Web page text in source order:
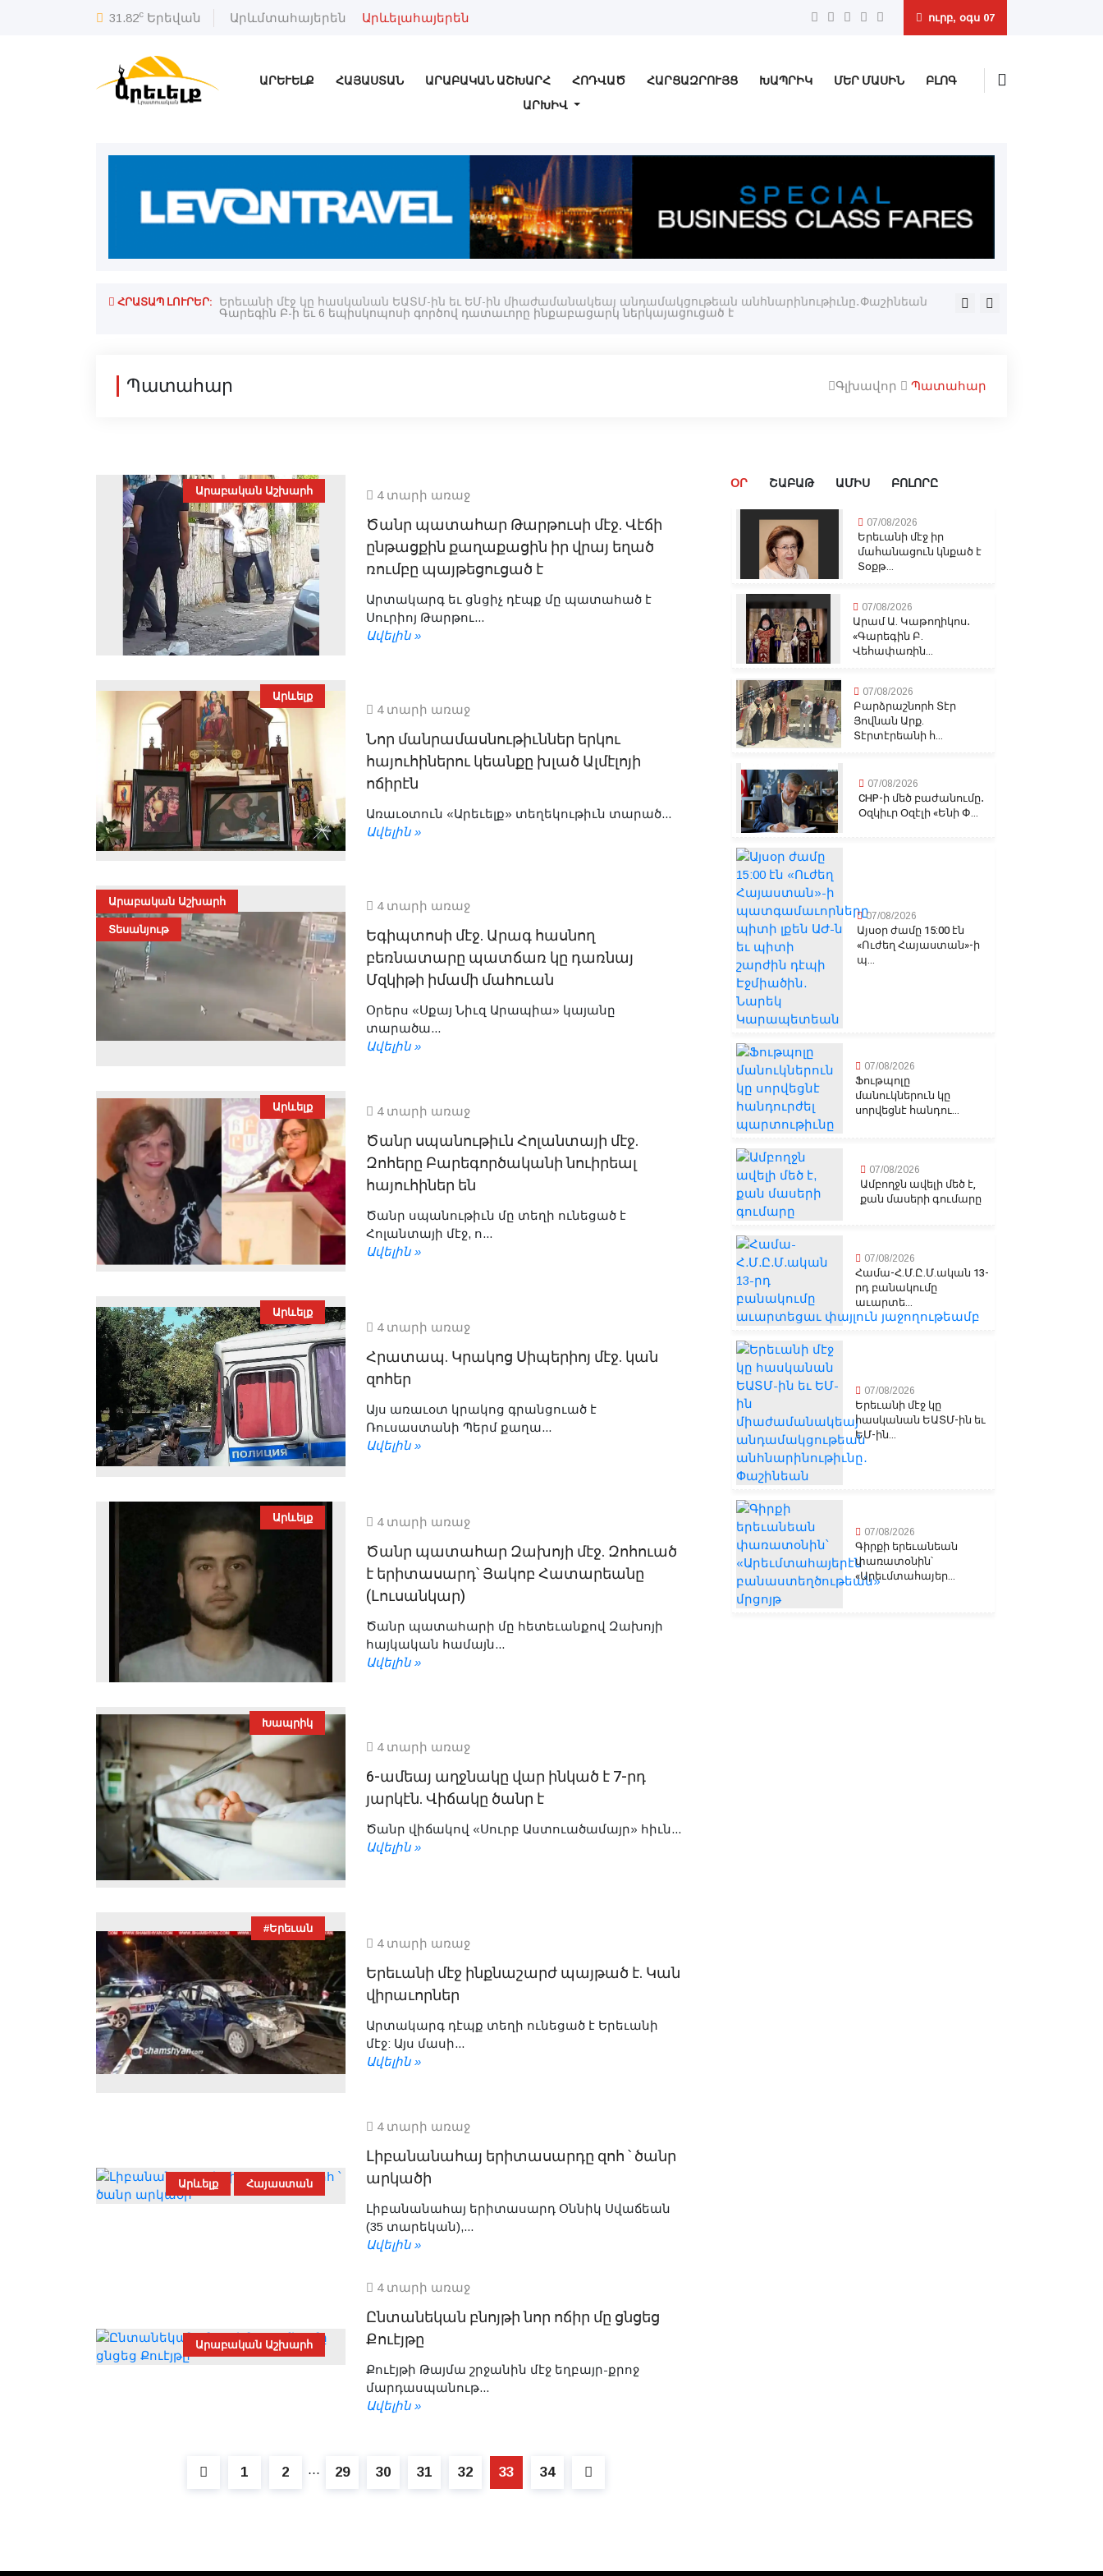
31.82c Երեվան Արևմտահայերեն Արևելահայերեն ուրբ, օգս 07
ԱՐԵՒԵԼՔ ՀԱՅԱՍՏԱՆ ԱՐԱԲԱԿԱՆ ԱՇԽԱՐՀ ՀՈԴՎԱԾ ՀԱՐՑԱԶՐՈՒՅՑ ԽԱՊՐԻԿ ՄԵՐ ՄԱՍԻՆ
ԲԼՈԳ
ԱՐԽԻՎ
ՀՐԱՏԱՊ ԼՈՒՐԵՐ: Երեւանի մէջ կը հասկանան ԵԱՏՄ-ին եւ ԵՄ-ին միաժամանակեայ անդամակցութեան անհնարինութիւնը․Փաշինեան «Եկեղեցական անունով
Պատահար Գլխավոր Պատահար
Արաբական Աշխարհ 4 տարի առաջ
Ծանր պատահար Թարթուսի մէջ. Վէճի
ընթացքին քաղաքացին իր վրայ եղած
ռումբը պայթեցուցած է
Արտակարգ եւ ցնցիչ դէպք մը պատահած է
Սուրիոյ Թարթու...
Ավելին »
Արևելք
4 տարի առաջ
Նոր մանրամասնութիւններ երկու
հայուհիներու կեանքը խլած Ալմէլոյի
ոճիրէն
Առաւօտուն «Արեւելք» տեղեկութիւն տարած...
Ավելին »
Արաբական Աշխարհ
Տեսանյութ
4 տարի առաջ
Եգիպտոսի մէջ. Արագ հասնող
բեռնատարը պատճառ կը դառնայ
Մզկիթի իմամի մահուան
Օրերս «Սքայ Նիւզ Արապիա» կայանը
տարածա...
Ավելին »
Արևելք 4 տարի առաջ
Ծանր սպանութիւն Հոլանտայի մէջ.
Զոհերը Բարեգործականի նուիրեալ
հայուհիներ են
Ծանր սպանութիւն մը տեղի ունեցած է
Հոլանտայի մէջ, ո...
Ավելին »
Արևելք
4 տարի առաջ
Հրատապ. Կրակոց Սիպերիոյ մէջ. կան
զոհեր
Այս առաւօտ կրակոց գրանցուած է
Ռուսաստանի Պերմ քաղա...
Ավելին »
Արևելք 4 տարի առաջ
Ծանր պատահար Զախոյի մէջ. Զոհուած
է երիտասարդ՝ Յակոբ Հատարեանը
(Լուսանկար)
Ծանր պատահարի մը հետեւանքով Զախոյի
հայկական համայն...
Ավելին »
Խապրիկ
4 տարի առաջ
6-ամեայ աղջնակը վար ինկած է 7-րդ
յարկէն. Վիճակը ծանր է
Ծանր վիճակով «Սուրբ Աստուածամայր» հիւն...
Ավելին »
#Երեւան
4 տարի առաջ
Երեւանի մէջ ինքնաշարժ պայթած է. Կան
վիրաւորներ
Արտակարգ դէպք տեղի ունեցած է Երեւանի
մէջ: Այս մասի...
Ավելին »
Արևելք Հայաստան
4 տարի առաջ
Լիբանանահայ երիտասարդը զոհ ՝ ծանր
արկածի
Լիբանանահայ երիտասարդ Օննիկ Սվաճեան
(35 տարեկան),...
Ավելին »
Արաբական Աշխարհ
4 տարի առաջ
Ընտանեկան բնոյթի նոր ոճիր մը ցնցեց
Քուէյթը
Քուէյթի Թայմա շրջանին մէջ եղբայր-քրոջ
մարդասպանութ...
Ավելին »
1 2 ⋯ 29 30 31 32 33 34
ՕՐ ՇԱԲԱԹ ԱՄԻՍ ԲՈԼՈՐԸ
07/08/2026
Երեւանի մէջ իր
մահանացուն կնքած է
Տօքթ...
07/08/2026
Արամ Ա. Կաթողիկոս․
«Գարեգին Բ.
Վեհափառին...
07/08/2026
Բարձրաշնորհ Տէր
Յովնան Արք.
Տէրտէրեանի հ...
07/08/2026
CHP-ի մեծ բաժանումը․
Օզկիւր Օզէլի «Ենի Փ...
07/08/2026
Այսօր ժամը 15:00 էն
«Ուժեղ Հայաստան»-ի
պ...
07/08/2026
Ֆութպոլը
մանուկներուն կը
սորվեցնէ հանդու...
07/08/2026
Ամբողջն ավելի մեծ է,
քան մասերի գումարը
07/08/2026
Համա-Հ.Մ.Ը.Մ.ական 13-
րդ բանակումը
աւարտե...
07/08/2026
Երեւանի մէջ կը
հասկանան ԵԱՏՄ-ին եւ
ԵՄ-ին...
07/08/2026
Գիրքի երեւանեան
փառատօնին՝
«Արեւմտահայեր...